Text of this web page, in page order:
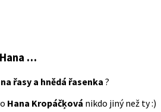
…
řasy a hnědá řasenka ?
Hana Kropáčķová nikdo jiný než ty :)